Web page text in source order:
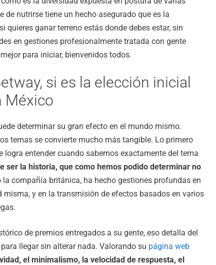
nutrirse tiene un hecho asegurado que es la
ganar terreno estás donde debes estar, sin
en gestiones profesionalmente tratada con gente
para iniciar, bienvenidos todos.
si es la elección inicial
México
determinar su gran efecto en el mundo mismo.
temas se convierte mucho más tangible. Lo primero
entender cuando sabemos exactamente del tema
ser la historia, que como hemos podido determinar no
la compañía británica, ha hecho gestiones profundas en
y en la transmisión de efectos basados en varios
de premios entregados a su gente, eso detalla del
llegar sin alterar nada. Valorando su página web
el minimalismo, la velocidad de respuesta, el